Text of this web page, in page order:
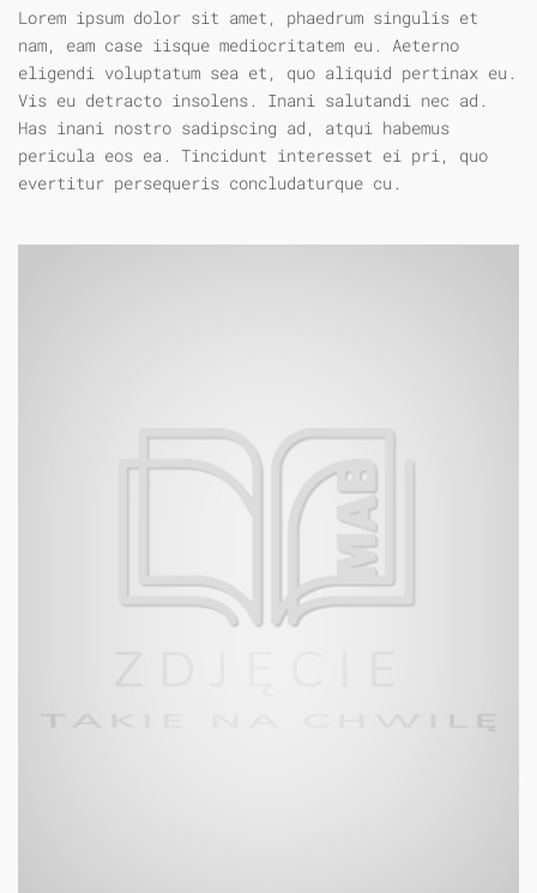
Lorem ipsum dolor sit amet, phaedrum singulis et
nam, eam case iisque mediocritatem eu. Aeterno
eligendi voluptatum sea et, quo aliquid pertinax eu.
Vis eu detracto insolens. Inani salutandi nec ad.
Has inani nostro sadipscing ad, atqui habemus
pericula eos ea. Tincidunt interesset ei pri, quo
evertitur persequeris concludaturque cu.